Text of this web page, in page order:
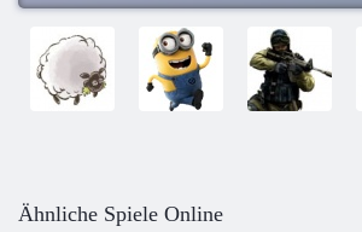
Ähnliche Spiele Online